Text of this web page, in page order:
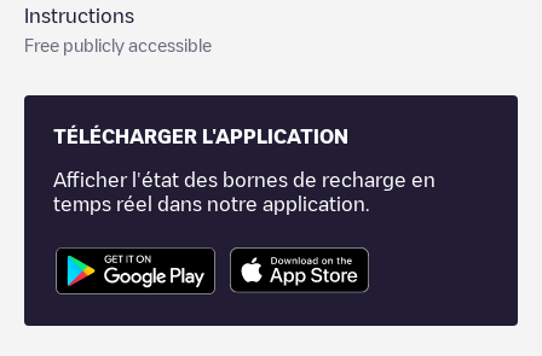
Instructions
Free publicly accessible
TÉLÉCHARGER L'APPLICATION
Afficher l'état des bornes de recharge en
temps réel dans notre application.